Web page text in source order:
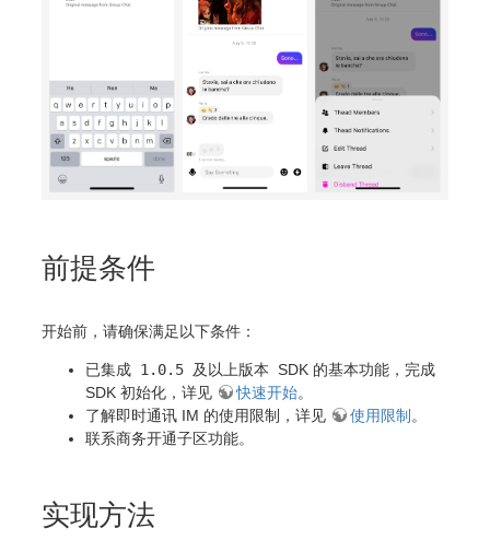
前提条件
开始前，请确保满足以下条件：
已集成 1.0.5 及以上版本 SDK 的基本功能，完成
SDK 初始化，详见
快速开始。
了解即时通讯 IM 的使用限制，详见
使用限制 。
联系商务开通子区功能。
实现方法